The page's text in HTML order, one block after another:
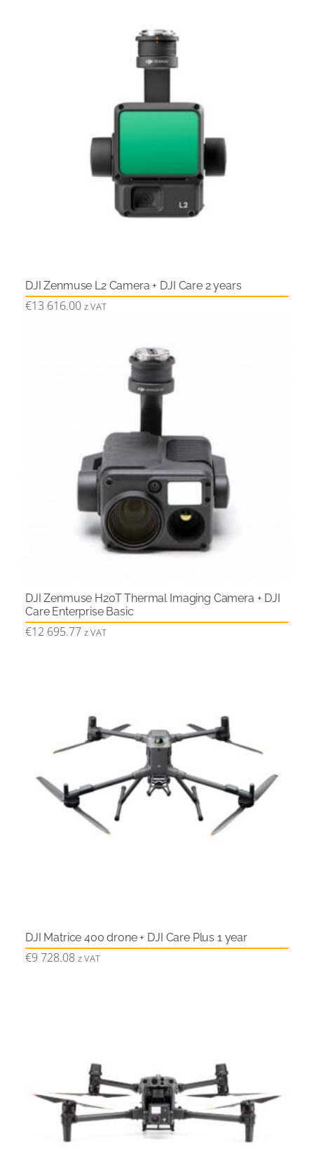
DJI Zenmuse L2 Camera + DJI Care 2 years
€13 616.00 z VAT
DJI Zenmuse H20T Thermal Imaging Camera + DJI
Care Enterprise Basic
€12 695.77 z VAT
DJI Matrice 400 drone + DJI Care Plus 1 year
€9 728.08 z VAT